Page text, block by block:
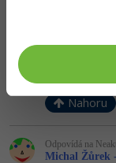
Neaktivní
Tak pak
Nahoru
Odpovídá na
Michal Žůrek